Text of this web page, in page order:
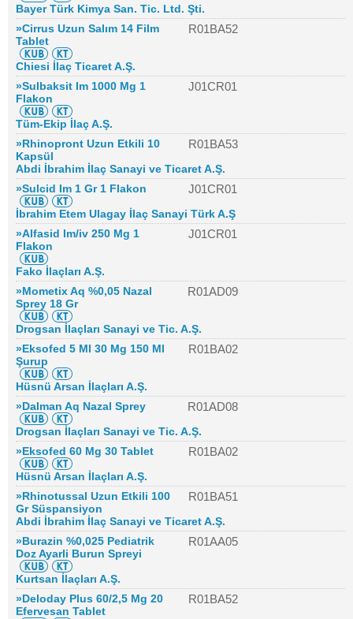
Bayer Türk Kimya San. Tic. Ltd. Şti.
»Cirrus Uzun Salım 14 Film
Tablet
R01BA52
Chiesi İlaç Ticaret A.Ş.
»Sulbaksit Im 1000 Mg 1
Flakon
J01CR01
Tüm-Ekip İlaç A.Ş.
»Rhinopront Uzun Etkili 10
Kapsül
R01BA53
Abdi İbrahim İlaç Sanayi ve Ticaret A.Ş.
»Sulcid Im 1 Gr 1 Flakon
J01CR01
İbrahim Etem Ulagay İlaç Sanayi Türk A.Ş
»Alfasid Im/iv 250 Mg 1
Flakon
J01CR01
Fako İlaçları A.Ş.
»Mometix Aq %0,05 Nazal
Sprey 18 Gr
R01AD09
Drogsan İlaçları Sanayi ve Tic. A.Ş.
»Eksofed 5 Ml 30 Mg 150 Ml
Şurup
R01BA02
Hüsnü Arsan İlaçları A.Ş.
»Dalman Aq Nazal Sprey
R01AD08
Drogsan İlaçları Sanayi ve Tic. A.Ş.
»Eksofed 60 Mg 30 Tablet
R01BA02
Hüsnü Arsan İlaçları A.Ş.
»Rhinotussal Uzun Etkili 100
Gr Süspansiyon
R01BA51
Abdi İbrahim İlaç Sanayi ve Ticaret A.Ş.
»Burazin %0,025 Pediatrik
Doz Ayarli Burun Spreyi
R01AA05
Kurtsan İlaçları A.Ş.
»Deloday Plus 60/2,5 Mg 20
Efervesan Tablet
R01BA52